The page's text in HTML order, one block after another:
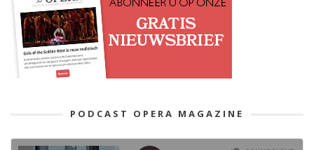
PODCAST OPERA MAGAZINE